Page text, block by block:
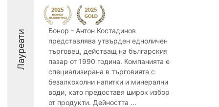
Лауреати
Бонор - Антон Костадинов
представлява утвърден едноличен
търговец, действащ на българския
пазар от 1990 година. Компанията е
специализирана в търговията с
безалкохолни напитки и минерални
води, като предоставя широк избор
от продукти. Дейността ...